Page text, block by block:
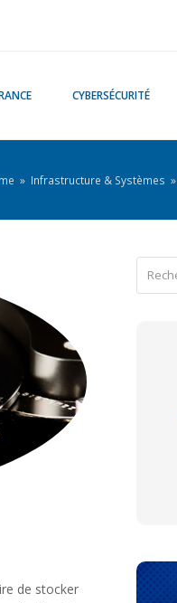
CYBERSÉCURITÉ
» Infrastructure & Systèmes »
de stocker